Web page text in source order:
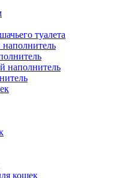
туалета
наполнитель
кошек